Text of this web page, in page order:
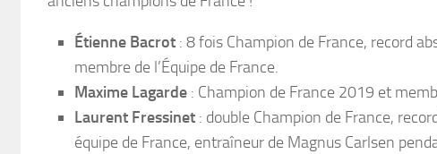
Étienne Bacrot : 8 fois Champion de France, record
membre de l’Équipe de France.
Maxime Lagarde : Champion de France 2019 et
Laurent Fressinet : double Champion de France,
équipe de France, entraîneur de Magnus Carlsen